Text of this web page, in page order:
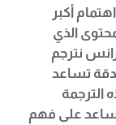
أكبر
الذي
نترجم
بدقة تساعد
الترجمة
على فهم